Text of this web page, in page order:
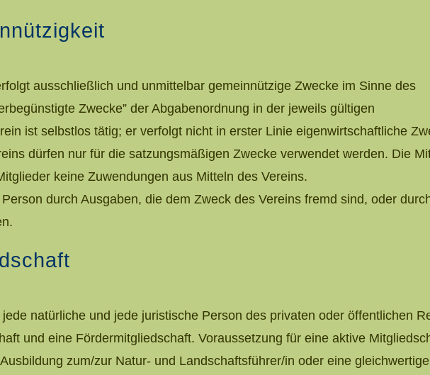
ausschließlich und unmittelbar gemeinnützige Zwecke im Sinne des
Zwecke” der Abgabenordnung in der jeweils gültigen
ist selbstlos tätig; er verfolgt nicht in erster Linie eigenwirtschaftliche
dürfen nur für die satzungsmäßigen Zwecke verwendet werden. Die
keine Zuwendungen aus Mitteln des Vereins.
durch Ausgaben, die dem Zweck des Vereins fremd sind, oder
natürliche und jede juristische Person des privaten oder öffentlichen
und eine Fördermitgliedschaft. Voraussetzung für eine aktive
zum/zur Natur- und Landschaftsführer/in oder eine